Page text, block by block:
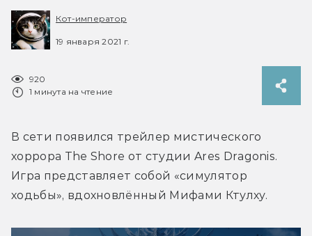
Кот-император
19 января 2021 г.
920
1 минута на чтение
В сети появился трейлер мистического
хоррора The Shore от студии Ares Dragonis.
Игра представляет собой «симулятор
ходьбы», вдохновлённый Мифами Ктулху.